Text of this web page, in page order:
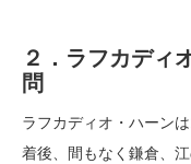
２．ラフカディ
問
ラフカディオ・ハーン
着後、間もなく鎌倉、